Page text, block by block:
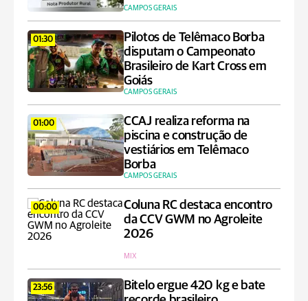
CAMPOS GERAIS
01:30
Pilotos de Telêmaco Borba
disputam o Campeonato
Brasileiro de Kart Cross em
Goiás
CAMPOS GERAIS
01:00
CCAJ realiza reforma na
piscina e construção de
vestiários em Telêmaco
Borba
CAMPOS GERAIS
00:00
Coluna RC destaca encontro
da CCV GWM no Agroleite
2026
MIX
23:56
Bitelo ergue 420 kg e bate